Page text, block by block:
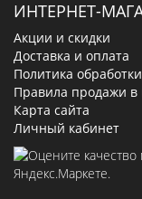
ИНТЕРНЕТ-
Акции и скидки
Доставка и оплата
Политика
Правила продажи в
Карта сайта
Личный кабинет